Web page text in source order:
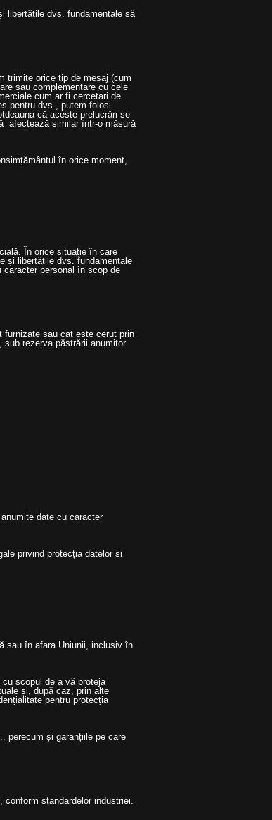
libertățile dvs. fundamentale să
trimite orice tip de mesaj (cum
sau complementare cu cele
cum ar fi cercetari de
pentru dvs., putem folosi
că aceste prelucrări se
afectează similar într-o măsură
în orice moment,
În orice situație în care
și libertățile dvs. fundamentale
personal în scop de
furnizate sau cat este cerut prin
rezerva păstrării anumitor
date cu caracter
privind protecția datelor si
sau în afara Uniunii, inclusiv în
scopul de a vă proteja
și, după caz, prin alte
pentru protecția
perecum și garanțiile pe care
conform standardelor industriei.